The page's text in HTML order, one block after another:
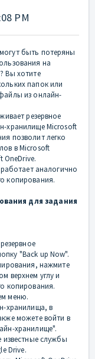
PM
быть потеряны
на
Вы хотите
папок или
из онлайн-
резервное
хранилище Microsoft
позволит легко
в Microsoft
OneDrive.
аналогично
копирования.
для задания
"Back up Now".
нажмите
верхнем углу и
копирования.
меню.
хранилища, в
можете войти в
хранилище".
известные службы
Drive.